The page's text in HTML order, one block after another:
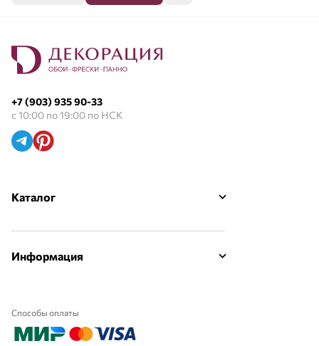
+7 (903) 935 90-33
с 10:00 по 19:00 по НСК
Каталог
Информация
Способы оплаты